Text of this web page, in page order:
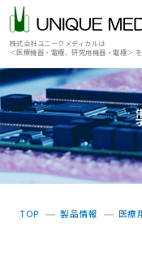
株式会社ユニークメディカルは
＜医療機器・電極、研究用機器・電極＞
TOP 製品情報 医療